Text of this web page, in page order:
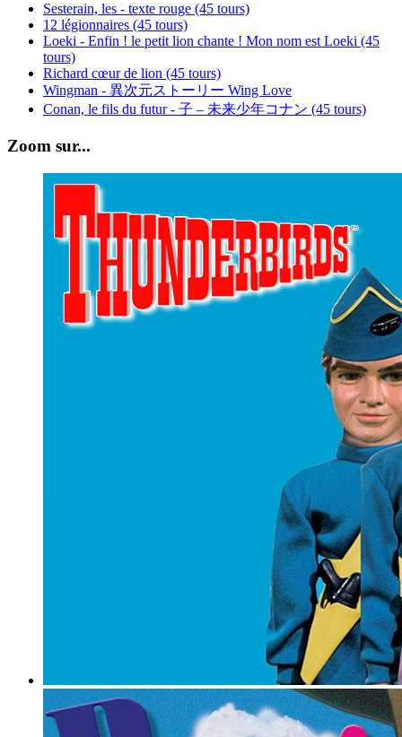
Sesterain, les - texte rouge (45 tours)
12 légionnaires (45 tours)
Loeki - Enfin ! le petit lion chante ! Mon nom est Loeki (45
tours)
Richard cœur de lion (45 tours)
Wingman - 異次元ストーリー Wing Love
Conan, le fils du futur - 子 – 未来少年コナン (45 tours)
Zoom sur...